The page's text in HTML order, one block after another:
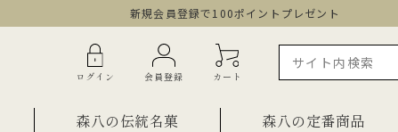
新規会員登録で100ポイントプレゼント
ログイン 会員登録 カート
森八の伝統名菓 森八の定番商品